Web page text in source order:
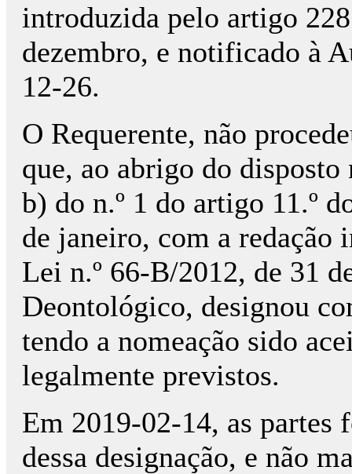
introduzida pelo artigo
dezembro, e notificado à
12-26.
O Requerente, não
que, ao abrigo do disposto
b) do n.º 1 do artigo 11.º
de janeiro, com a redação
Lei n.º 66-B/2012, de 31
Deontológico, designou
tendo a nomeação sido
legalmente previstos.
Em 2019-02-14, as partes
dessa designação, e não